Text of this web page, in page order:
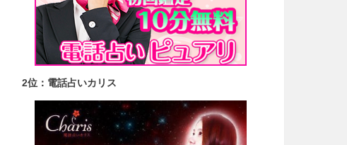
2位：電話占いカリス